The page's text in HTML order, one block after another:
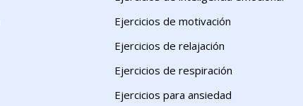
Ejercicios de motivación
Ejercicios de relajación
Ejercicios de respiración
Ejercicios para ansiedad